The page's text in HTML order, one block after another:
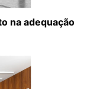
na adequação